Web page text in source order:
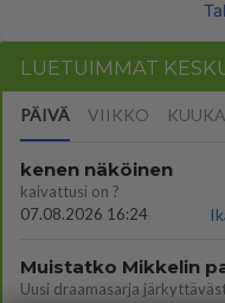
LUETUIMMAT
PÄIVÄ VIIKKO
kenen näköinen
kaivattusi on ?
07.08.2026 16:24
Muistatko Mikkelin